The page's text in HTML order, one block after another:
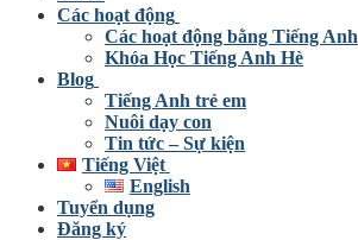
Các hoạt động
Các hoạt động bằng Tiếng Anh
Khóa Học Tiếng Anh Hè
Blog
Tiếng Anh trẻ em
Nuôi dạy con
Tin tức – Sự kiện
Tiếng Việt
English
Tuyển dụng
Đăng ký